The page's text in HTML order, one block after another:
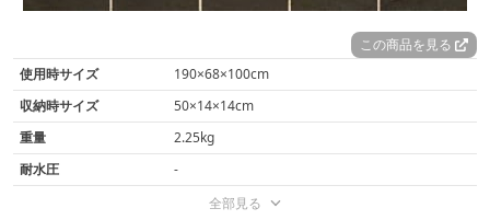
この商品を見る
使用時サイズ
190×68×100cm
収納時サイズ
50×14×14cm
重量
2.25kg
耐水圧
-
全部見る